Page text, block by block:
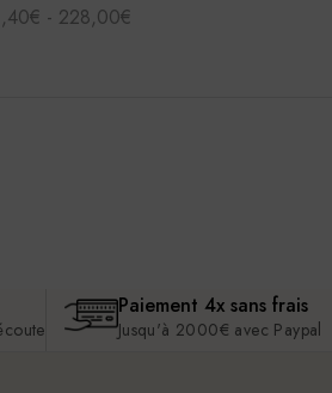
- 228,00€
Paiement 4x sans frais
Jusqu'à 2000€ avec Paypal